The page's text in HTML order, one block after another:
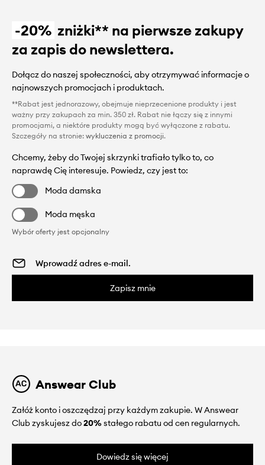
-20% zniżki** na pierwsze zakupy
za zapis do newslettera.
Dołącz do naszej społeczności, aby otrzymywać informacje o
najnowszych promocjach i produktach.
**Rabat jest jednorazowy, obejmuje nieprzecenione produkty i jest
ważny przy zakupach za min. 350 zł. Rabat nie łączy się z innymi
promocjami, a niektóre produkty mogą być wyłączone z rabatu.
Szczegóły na stronie: wykluczenia z promocji.
Chcemy, żeby do Twojej skrzynki trafiało tylko to, co
naprawdę Cię interesuje. Powiedz, czy jest to:
Moda damska
Moda męska
Wybór oferty jest opcjonalny
Zapisz mnie
Answear Club
Załóż konto i oszczędzaj przy każdym zakupie. W Answear
Club zyskujesz do20%stałego rabatu od cen regularnych.
Dowiedz się więcej